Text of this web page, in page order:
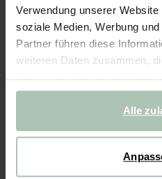
Verwendung unserer
soziale Medien, Werbung
Partner führen diese
weiteren Daten zusammen,
haben oder die sie im
gesammelt haben.
Alle
22-24 25-28 29-32
IN DEN
14 Tage Bedenkzeit
BESCHREIBUNG